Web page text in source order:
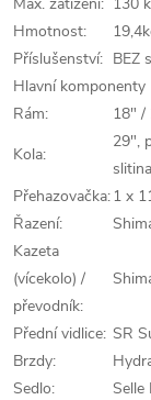
Hmotnost:
Příslušenství: BEZ
Hlavní komponenty
Rám:
18" /
Kola:
29",
slitina
Přehazovačka:1 x
Řazení:
Kazeta
(vícekolo) /
převodník:
Přední vidlice: SR
Brzdy:
Sedlo:
Selle